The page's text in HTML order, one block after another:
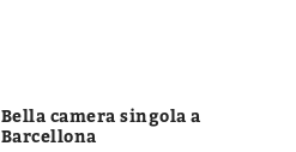
Bella camera singola a
Barcellona